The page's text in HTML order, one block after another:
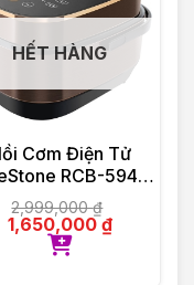
HẾT HÀNG
Cơm Điện Tử
RCB-5949
1.5 Lít 860W
2,999,000₫
1,650,000 ₫